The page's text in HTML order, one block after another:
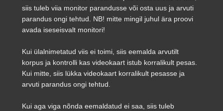
siis tuleb viia monitor parandusse või osta uus ja arvuti
parandus ongi tehtud. NB! mitte mingil juhul ära proovi
avada iseseisvalt monitori!
Kui ülalnimetatud viis ei toimi, siis eemalda arvutilt
korpus ja kontrolli kas videokaart istub korralikult pesas.
Kui mitte, siis lükka videokaart korralikult pesasse ja
arvuti parandus ongi tehtud.
Kui aga viga nõnda eemaldatud ei saa, siis tuleb